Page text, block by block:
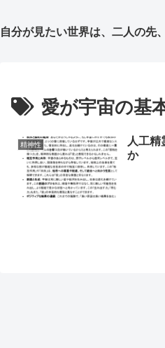
自分が見たい世界は、二人の先
愛が宇宙の基
精神性
人工精
か